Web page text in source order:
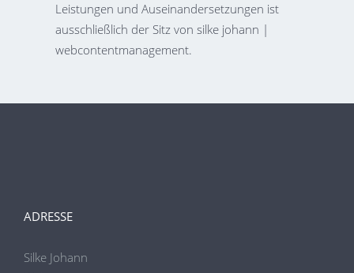
Leistungen und Auseinandersetzungen ist
ausschließlich der Sitz von silke johann |
webcontentmanagement.
ADRESSE
Silke Johann